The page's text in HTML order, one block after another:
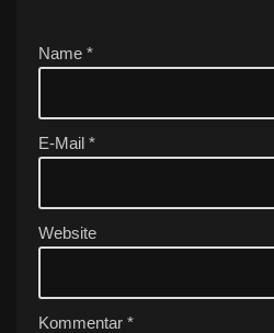
Name *
E-Mail *
Website
Kommentar *
n
ti
v